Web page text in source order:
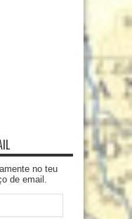
no teu
de email.